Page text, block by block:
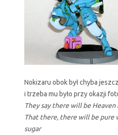
Nokizaru obok był chyba
i trzeba mu było przy okazji
They say there will be
That there, there will be pure
sugar